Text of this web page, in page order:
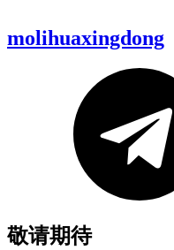
molihuaxingdong
敬请期待